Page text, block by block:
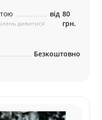
дивитися
від 80
грн.
Безкоштовно